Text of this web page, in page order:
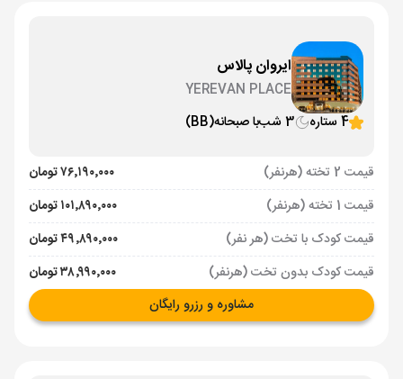
ایروان پالاس
YEREVAN PLACE
4 ستاره
3 شب با صبحانه(BB)
قیمت 2 تخته (هرنفر)
۷۶٬۱۹۰٬۰۰۰ تومان
قیمت 1 تخته (هرنفر)
۱۰۱٬۸۹۰٬۰۰۰ تومان
قیمت کودک با تخت (هر نفر)
۴۹٬۸۹۰٬۰۰۰ تومان
قیمت کودک بدون تخت (هرنفر)
۳۸٬۹۹۰٬۰۰۰ تومان
مشاوره و رزرو رایگان